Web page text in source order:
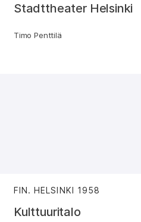
Stadttheater Helsinki
Timo Penttilä
FIN. HELSINKI 1958
Kulttuuritalo